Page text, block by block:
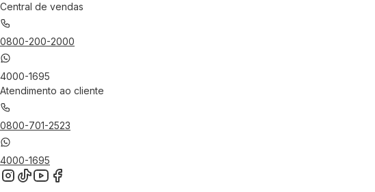
Central de vendas
0800-200-2000
4000-1695
Atendimento ao cliente
0800-701-2523
4000-1695